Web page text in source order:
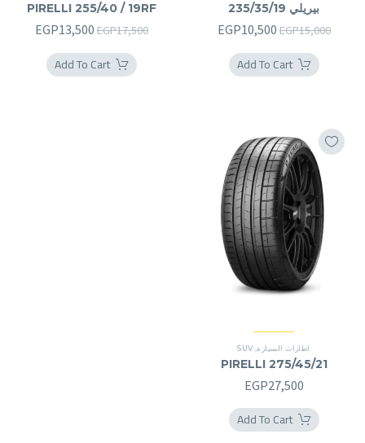
بيريلي 235/35/19
EGP15,000
السعر
الأصلي
هو:
EGP10,500
Add To Cart
PIRELLI 255/40 / 19RF
EGP17,500
السعر
الأصلي
هو:
EGP13,500
Add To Cart
اطارات السيارة,
SUV
PIRELLI 275/45/21
EGP27,500
Add To Cart